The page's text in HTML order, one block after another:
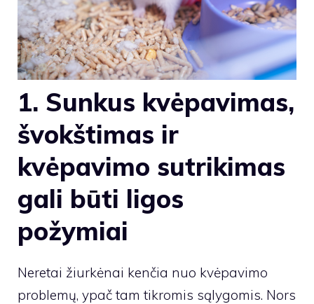
1. Sunkus kvėpavimas,
švokštimas ir
kvėpavimo sutrikimas
gali būti ligos
požymiai
Neretai žiurkėnai kenčia nuo kvėpavimo
problemų, ypač tam tikromis sąlygomis. Nors